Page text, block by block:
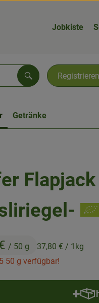
Jobkiste
Registrieren
Suchen
Getränke
/ 50 g 37,80 € / 1kg
50 g verfügbar!
hinzufügen